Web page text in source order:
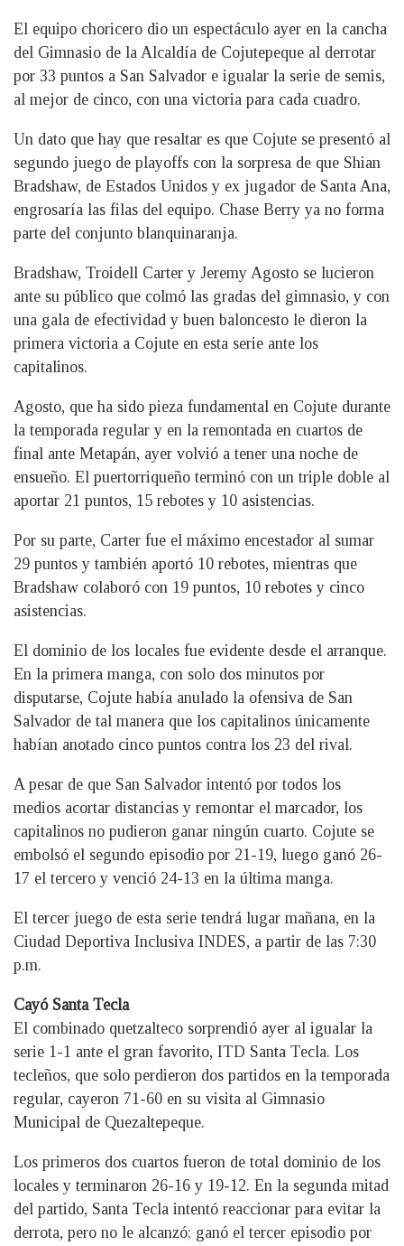
El equipo choricero dio un espectáculo ayer en la cancha
del Gimnasio de la Alcaldía de Cojutepeque al derrotar
por 33 puntos a San Salvador e igualar la serie de semis,
al mejor de cinco, con una victoria para cada cuadro.
Un dato que hay que resaltar es que Cojute se presentó al
segundo juego de playoffs con la sorpresa de que Shian
Bradshaw, de Estados Unidos y ex jugador de Santa Ana,
engrosaría las filas del equipo. Chase Berry ya no forma
parte del conjunto blanquinaranja.
Bradshaw, Troidell Carter y Jeremy Agosto se lucieron
ante su público que colmó las gradas del gimnasio, y con
una gala de efectividad y buen baloncesto le dieron la
primera victoria a Cojute en esta serie ante los
capitalinos.
Agosto, que ha sido pieza fundamental en Cojute durante
la temporada regular y en la remontada en cuartos de
final ante Metapán, ayer volvió a tener una noche de
ensueño. El puertorriqueño terminó con un triple doble al
aportar 21 puntos, 15 rebotes y 10 asistencias.
Por su parte, Carter fue el máximo encestador al sumar
29 puntos y también aportó 10 rebotes, mientras que
Bradshaw colaboró con 19 puntos, 10 rebotes y cinco
asistencias.
El dominio de los locales fue evidente desde el arranque.
En la primera manga, con solo dos minutos por
disputarse, Cojute había anulado la ofensiva de San
Salvador de tal manera que los capitalinos únicamente
habían anotado cinco puntos contra los 23 del rival.
A pesar de que San Salvador intentó por todos los
medios acortar distancias y remontar el marcador, los
capitalinos no pudieron ganar ningún cuarto. Cojute se
embolsó el segundo episodio por 21-19, luego ganó 26-
17 el tercero y venció 24-13 en la última manga.
El tercer juego de esta serie tendrá lugar mañana, en la
Ciudad Deportiva Inclusiva INDES, a partir de las 7:30
p.m.
Cayó Santa Tecla
El combinado quetzalteco sorprendió ayer al igualar la
serie 1-1 ante el gran favorito, ITD Santa Tecla. Los
tecleños, que solo perdieron dos partidos en la temporada
regular, cayeron 71-60 en su visita al Gimnasio
Municipal de Quezaltepeque.
Los primeros dos cuartos fueron de total dominio de los
locales y terminaron 26-16 y 19-12. En la segunda mitad
del partido, Santa Tecla intentó reaccionar para evitar la
derrota, pero no le alcanzó; ganó el tercer episodio por